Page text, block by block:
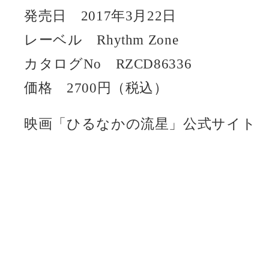
発売日 2017年3月22日
レーベル Rhythm Zone
カタログNo RZCD86336
価格 2700円（税込）
映画「ひるなかの流星」公式サイ